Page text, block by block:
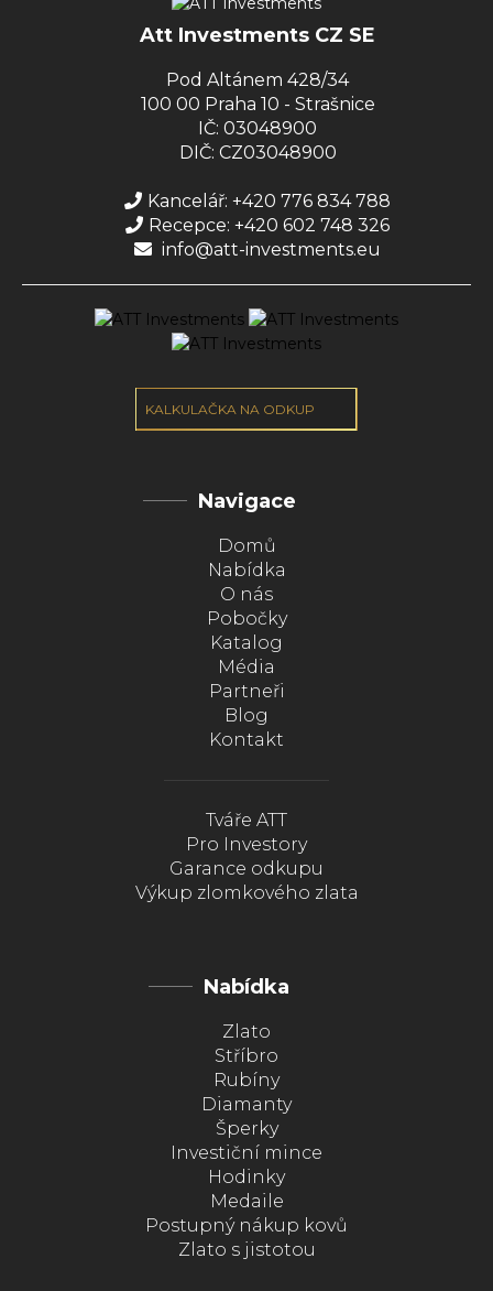
Att Investments CZ SE
Pod Altánem 428/34
100 00 Praha 10 - Strašnice
IČ: 03048900
DIČ: CZ03048900
Kancelář: +420 776 834 788
Recepce: +420 602 748 326
info@att-investments.eu
KALKULAČKA NA ODKUP
Navigace
Domů
Nabídka
O nás
Pobočky
Katalog
Média
Partneři
Blog
Kontakt
Tváře ATT
Pro Investory
Garance odkupu
Výkup zlomkového zlata
Nabídka
Zlato
Stříbro
Rubíny
Diamanty
Šperky
Investiční mince
Hodinky
Medaile
Postupný nákup kovů
Zlato s jistotou